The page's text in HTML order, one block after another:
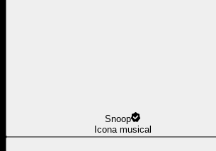
Snoop
Icona musical